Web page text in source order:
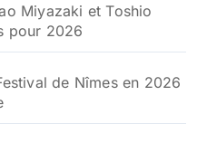
Miyazaki et Toshio
pour 2026
de Nîmes en 2026